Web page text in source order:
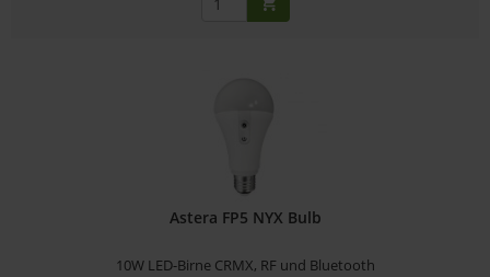
Astera FP5 NYX Bulb
10W LED-Birne CRMX, RF und Bluetooth